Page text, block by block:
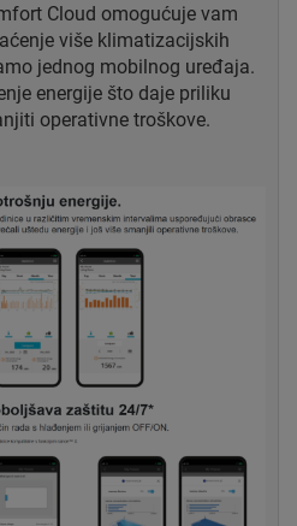
Cloud omogućuje vam
više klimatizacijskih
jednog mobilnog uređaja.
energije što daje priliku
operativne troškove.